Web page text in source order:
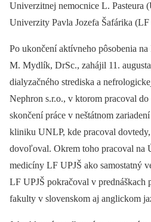
Univerzitnej nemocnice L. Pasteura
Univerzity Pavla Jozefa Šafárika (LF
Po ukončení aktívneho pôsobenia
M. Mydlík, DrSc., zahájil 11.
dialyzačného strediska a
Nephron s.r.o., v ktorom pracoval do
skončení práce v neštátnom
kliniku UNLP, kde pracoval
dovoľoval. Okrem toho pracoval na
medicíny LF UPJŠ ako samostatný
LF UPJŠ pokračoval v prednáškach
fakulty v slovenskom aj anglickom